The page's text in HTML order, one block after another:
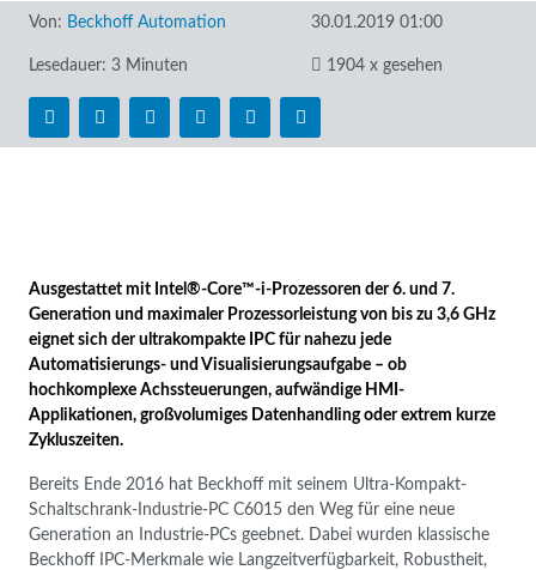
Von: Beckhoff Automation 30.01.2019 01:00
Lesedauer: 3 Minuten 1904 x gesehen
Ausgestattet mit Intel®-Core™-i-Prozessoren der 6. und 7.
Generation und maximaler Prozessor­leistung von bis zu 3,6 GHz
eignet sich der ultrakompakte IPC für nahezu jede
Automatisierungs- und Visualisierungs­aufgabe – ob
hochkomplexe Achssteuerungen, aufwändige HMI-
Applikationen, großvolumiges Datenhandling oder extrem kurze
Zykluszeiten.
Bereits Ende 2016 hat Beckhoff mit seinem Ultra-Kompakt-
Schaltschrank-Industrie-PC C6015 den Weg für eine neue
Generation an Industrie-PCs geebnet. Dabei wurden klassische
Beckhoff IPC-Merkmale wie Langzeitverfügbarkeit, Robustheit,